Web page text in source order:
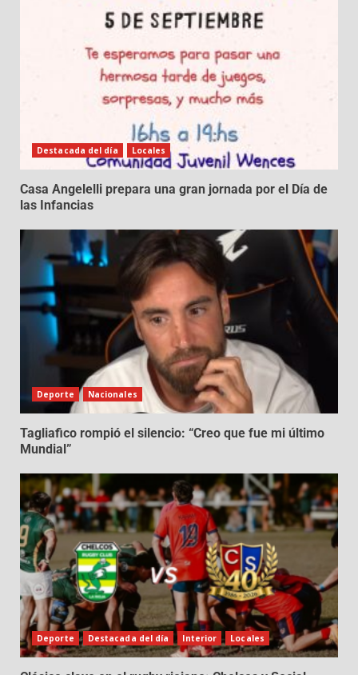
Destacada del día Locales
Casa Angelelli prepara una gran jornada por el Día de
las Infancias
Deporte Nacionales
Tagliafico rompió el silencio: “Creo que fue mi último
Mundial”
Deporte Destacada del día Interior Locales